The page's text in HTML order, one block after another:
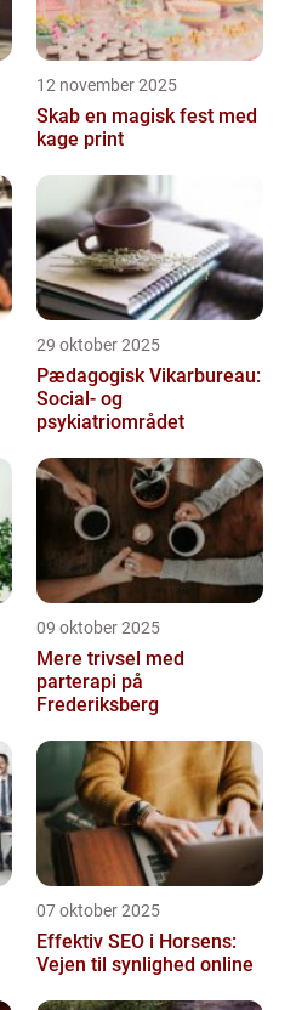
12 november 2025
Skab en magisk fest med
kage print
29 oktober 2025
Pædagogisk Vikarbureau:
Social- og
psykiatriområdet
09 oktober 2025
Mere trivsel med
parterapi på
Frederiksberg
07 oktober 2025
Effektiv SEO i Horsens:
Vejen til synlighed online